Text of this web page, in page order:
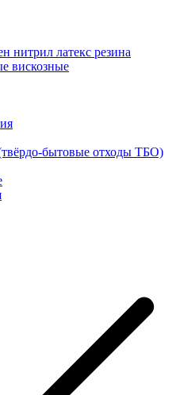
нитрил латекс резина
вискозные
бытовые отходы ТБО)